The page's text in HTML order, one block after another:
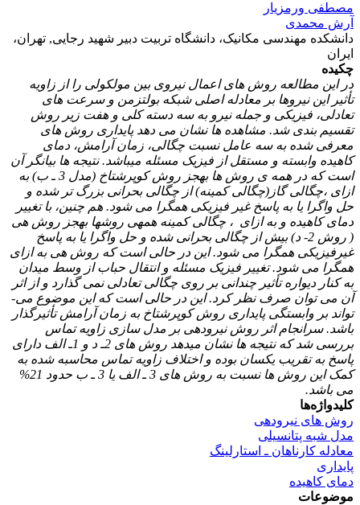
مصطفی ورمزیار
آرش محمدی
دانشکده مهندسی مکانیک، دانشگاه تربیت دبیر شهید رجایی, تهران،
ایران
چکیده
در این مطالعه روش های اعمال نیروی بین مولکولی را از زاویه
تأثیر این نیروها بر معادله اصلی شبکه بولتزمن و سرعت های
تعادلی، فیزیکی و جمله نیرو به سه دسته کلی و هفت زیر روش
تقسیم بندی شد. مشاهده ­ها نشان می ­دهد پایداری روش های
معرفی شده به سه عامل نسبت چگالی، زمان آرامش، دمای
کاهیده وابسته و مستقل از فیزیک مسئله می­باشد. نتیجه­ ها بیانگر آن
است که در همه ی روش ها به­جز روش کوپرشتاخ (مدل 3 ـ ب) به
ازای ،چگالی گاز(چگالی کمینه) از چگالی بحرانی بزرگ­ تر شده و
حل واگرا یا به پاسخ غیر فیزیکی همگرا می­ شود. هم چنین، با تغییر
دمای کاهیده و به ازای ، چگالی کمینه همه­ی روش­ها به­جز روش هی
( روش 2- د) بیش از چگالی
بحرانی شده و حل واگرا یا به پاسخ
غیرفیزیکی همگرا می ­شود. این در حالی است که روش هیبه ازای
همگرا می شود.تغییر فیزیک مسئله و انتقال حباب از وسط میدان
به کنار دیواره تأثیر چندانی بر روی چگالی تعادلی نمی­ گذارد و از اثر
آن می­ توان صرف نظر کرد. این در حالی است که این موضوع می­
تواند بر وابستگی پایداری روش کوپرشتاخبه زمان آرامش تأثیرگذار
باشد. سرانجام اثر روش نیرودهی بر مدل سازی زاویه تماس
بررسی شد که نتیجه ­ها نشان می­دهد
روش های 2ـ د و 1ـ الف دارای
پاسخ به تقریب یکسان بوده و اختلاف زاویه تماس محاسبه شده به
کمک این روش ها نسبت به روش های 3 ـ الف یا 3 ـ ب حدود 21%
می باشد.
کلیدواژه‌ها
روش های نیرودهی
مدل شبه پتانسیلی
معادله کارناهان ـ استارلینگ
پایداری
دمای کاهیده
موضوعات